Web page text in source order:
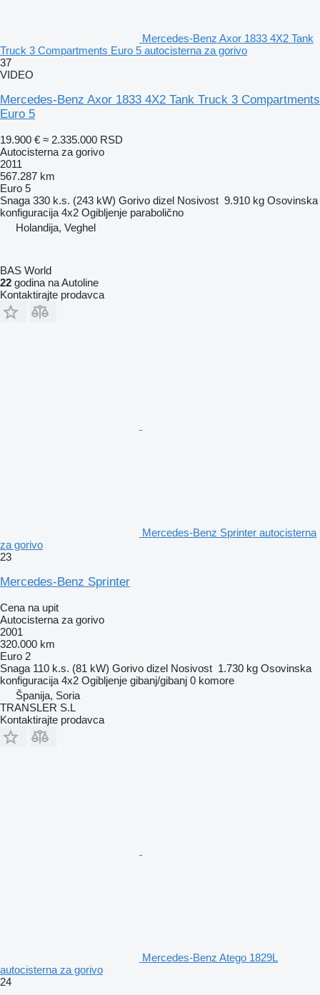
Mercedes-Benz Axor 1833 4X2 Tank
Truck 3 Compartments Euro 5 autocisterna za gorivo
37
VIDEO
Mercedes-Benz Axor 1833 4X2 Tank Truck 3 Compartments
Euro 5
19.900 € ≈ 2.335.000 RSD
Autocisterna za gorivo
2011
567.287 km
Euro 5
Snaga 330 k.s. (243 kW) Gorivo dizel Nosivost 9.910 kg Osovinska
konfiguracija 4x2 Ogibljenje parabolično
Holandija, Veghel
BAS World
22 godina na Autoline
Kontaktirajte prodavca
Mercedes-Benz Sprinter autocisterna
za gorivo
23
Mercedes-Benz Sprinter
Cena na upit
Autocisterna za gorivo
2001
320.000 km
Euro 2
Snaga 110 k.s. (81 kW) Gorivo dizel Nosivost 1.730 kg Osovinska
konfiguracija 4x2 Ogibljenje gibanj/gibanj 0 komore
Španija, Soria
TRANSLER S.L
Kontaktirajte prodavca
Mercedes-Benz Atego 1829L
autocisterna za gorivo
24